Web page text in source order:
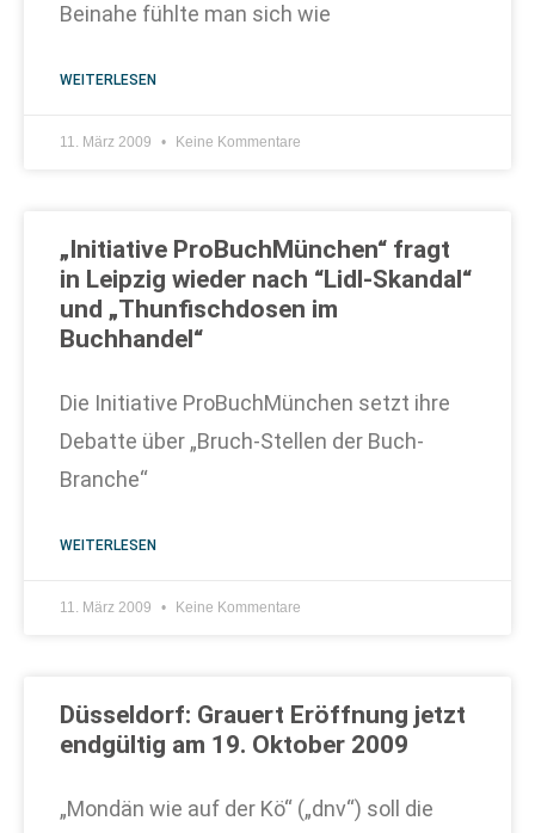
Beinahe fühlte man sich wie
WEITERLESEN
11. März 2009 Keine Kommentare
„Initiative ProBuchMünchen“ fragt
in Leipzig wieder nach “Lidl-Skandal“
und „Thunfischdosen im
Buchhandel“
Die Initiative ProBuchMünchen setzt ihre
Debatte über „Bruch-Stellen der Buch-
Branche“
WEITERLESEN
11. März 2009 Keine Kommentare
Düsseldorf: Grauert Eröffnung jetzt
endgültig am 19. Oktober 2009
„Mondän wie auf der Kö“ („dnv“) soll die